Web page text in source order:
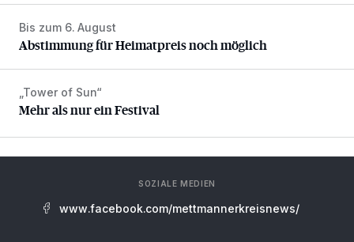
Abstimmung für Heimatpreis noch möglich
Bis zum 6. August
Abstimmung für Heimatpreis noch möglich
Mehr als nur ein Festival
„Tower of Sun“
Mehr als nur ein Festival
SOZIALE MEDIEN
www.facebook.com/mettmannerkreisnews/